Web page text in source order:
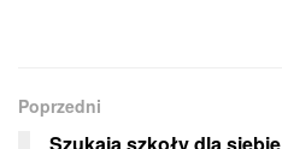
Poprzedni